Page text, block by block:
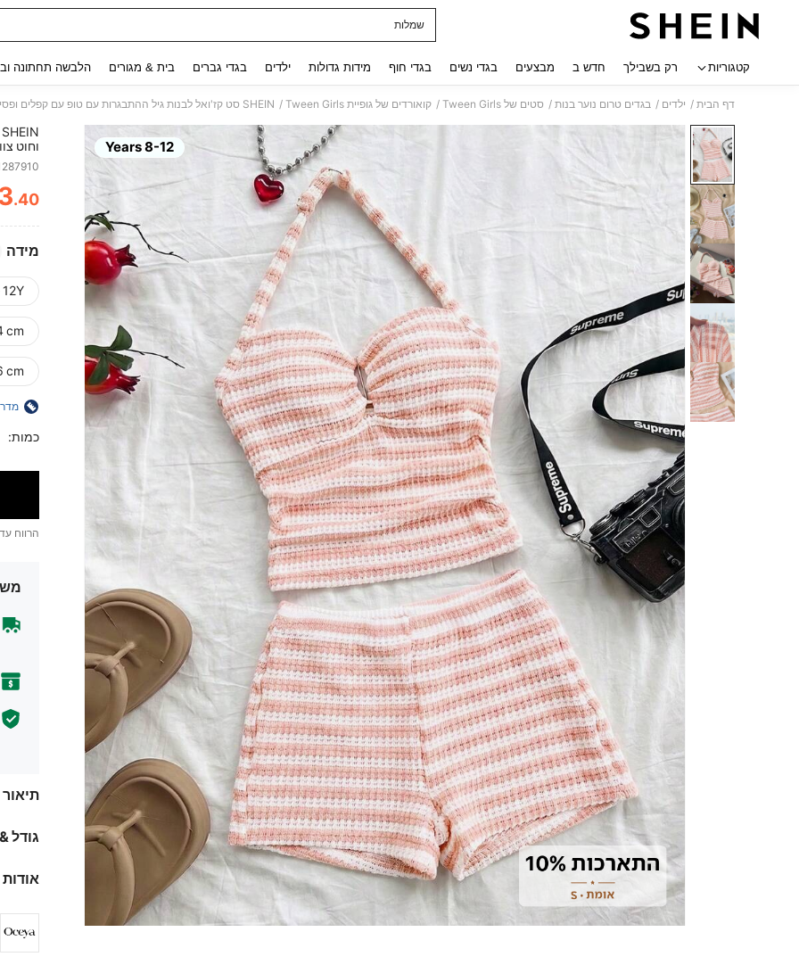
שמלות
קטגוריות רק בשבילך חדש ב מבצעים בגדי נשים בגדי חוף מידות גדולות ילדים בגדי גברים בית & מגורים הלבשה תחתונה
דף הבית / ילדים / בגדים טרום נוער בנות / סטים של Tween Girls / קואורדים של גופיית Tween Girls / SHEIN סט קז'ואל לבנות גיל ההתבגרות עם טופ עם קפלים ופסים וחוט צוואר, ומכנסיים קצרים
8-12 Years
וחוט
.40
מידה
cm)
cm)
כמות:
הרווח עד
תיאור
גודל